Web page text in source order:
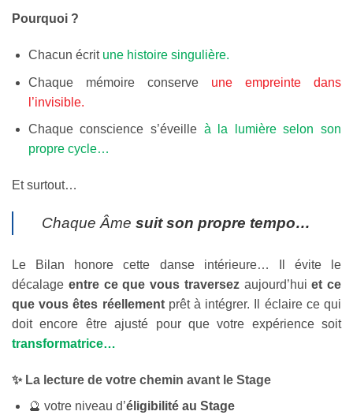
Pourquoi ?
Chacun écrit une histoire singulière.
Chaque mémoire conserve une empreinte dans
l’invisible.
Chaque conscience s’éveille à la lumière selon son
propre cycle…
Et surtout…
Chaque Âme suit son propre tempo…
Le Bilan honore cette danse intérieure… Il évite le
décalage entre ce que vous traversezaujourd’huiet ce
que vous êtes réellementprêt à intégrer. Il éclaire ce qui
doit encore être ajusté pour que votre expérience soit
transformatrice…
✨ La lecture de votre chemin avant le Stage
🔮 votre niveau d’éligibilité au Stage